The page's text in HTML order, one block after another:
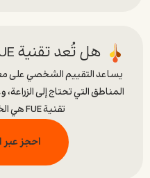
هل تُعد تقنية FUE الخيار المناسب لك؟
يساعد التقييم الشخصي على
المناطق التي تحتاج إلى
تقنية FUE هي الخيار الأنسب لحالتك.
احجز عبر